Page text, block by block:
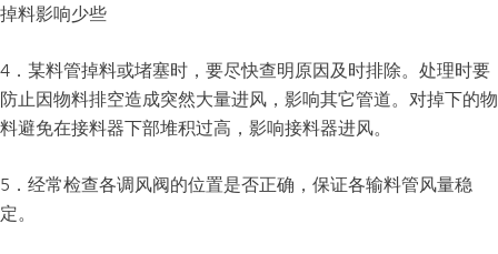
掉料影响少些
4．某料管掉料或堵塞时，要尽快查明原因及时排除。处理时要
防止因物料排空造成突然大量进风，影响其它管道。对掉下的物
料避免在接料器下部堆积过高，影响接料器进风。
5．经常检查各调风阀的位置是否正确，保证各输料管风量稳
定。